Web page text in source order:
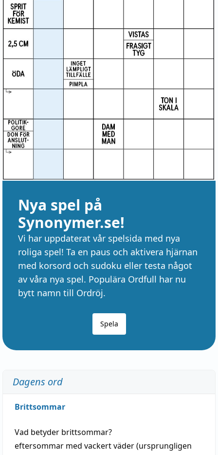
Nya spel på
Synonymer.se!
Vi har uppdaterat vår spelsida med nya
roliga spel! Ta en paus och aktivera hjärnan
med korsord och sudoku eller testa något
av våra nya spel. Populära Ordfull har nu
bytt namn till Ordröj.
Spela
Dagens ord
Brittsommar
Vad betyder brittsommar?
eftersommar med vackertväder(ursprungligen